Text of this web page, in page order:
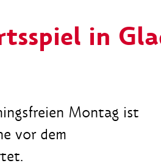
in
Montag ist
vor dem